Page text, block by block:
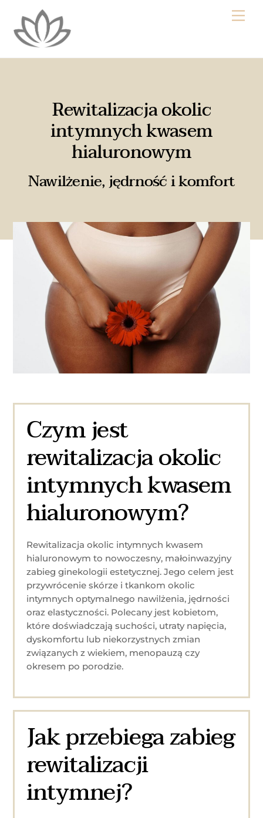
content
Rewitalizacja okolic
intymnych kwasem
hialuronowym
Nawilżenie, jędrność i komfort
Czym jest
rewitalizacja okolic
intymnych kwasem
hialuronowym?
Rewitalizacja okolic intymnych kwasem
hialuronowym to nowoczesny, małoinwazyjny
zabieg ginekologii estetycznej. Jego celem jest
przywrócenie skórze i tkankom okolic
intymnych optymalnego nawilżenia, jędrności
oraz elastyczności. Polecany jest kobietom,
które doświadczają suchości, utraty napięcia,
dyskomfortu lub niekorzystnych zmian
związanych z wiekiem, menopauzą czy
okresem po porodzie.
Jak przebiega zabieg
rewitalizacji
intymnej?